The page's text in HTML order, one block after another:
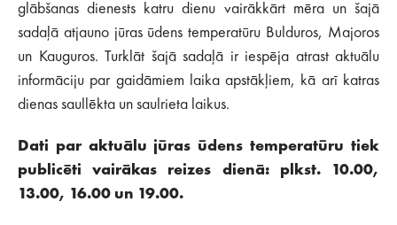
glābšanas dienests katru dienu vairākkārt mēra un šajā
sadaļā atjauno jūras ūdens temperatūru Bulduros, Majoros
un Kauguros. Turklāt šajā sadaļā ir iespēja atrast aktuālu
informāciju par gaidāmiem laika apstākļiem, kā arī katras
dienas saullēkta un saulrieta laikus.
Dati par aktuālu jūras ūdens temperatūru tiek
publicēti vairākas reizes dienā: plkst. 10.00,
13.00, 16.00 un 19.00.